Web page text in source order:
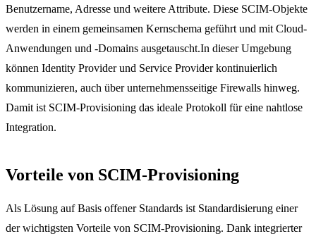
Benutzername, Adresse und weitere Attribute. Diese SCIM-Objekte
werden in einem gemeinsamen Kernschema geführt und mit Cloud-
Anwendungen und -Domains ausgetauscht.In dieser Umgebung
können Identity Provider und Service Provider kontinuierlich
kommunizieren, auch über unternehmensseitige Firewalls hinweg.
Damit ist SCIM-Provisioning das ideale Protokoll für eine nahtlose
Integration.
Vorteile von SCIM-Provisioning
Als Lösung auf Basis offener Standards ist Standardisierung einer
der wichtigsten Vorteile von SCIM-Provisioning. Dank integrierter